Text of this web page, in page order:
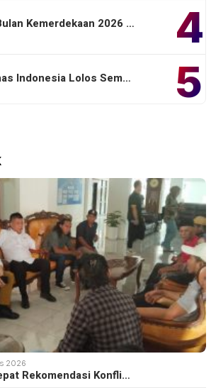
4
Kemerdekaan 2026 …
5
Indonesia Lolos Sem…
2026
Rekomendasi Konfli…